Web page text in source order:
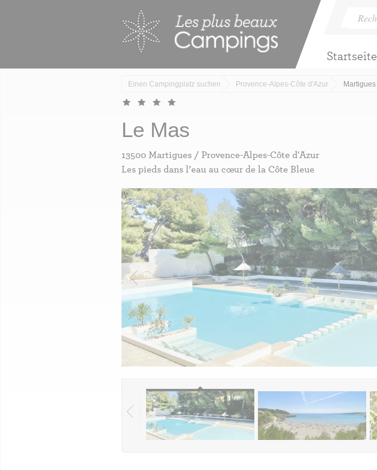
Startseite
Einen Campingplatz suchen Provence-Alpes-Côte d'Azur Martigues
Le Mas
13500 Martigues / Provence-Alpes-Côte d'Azur
Les pieds dans l’eau au cœur de la Côte Bleue